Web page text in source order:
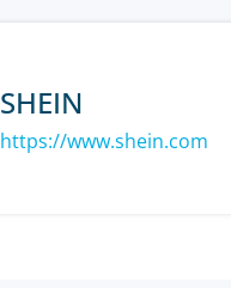
SHEIN
https://www.shein.com